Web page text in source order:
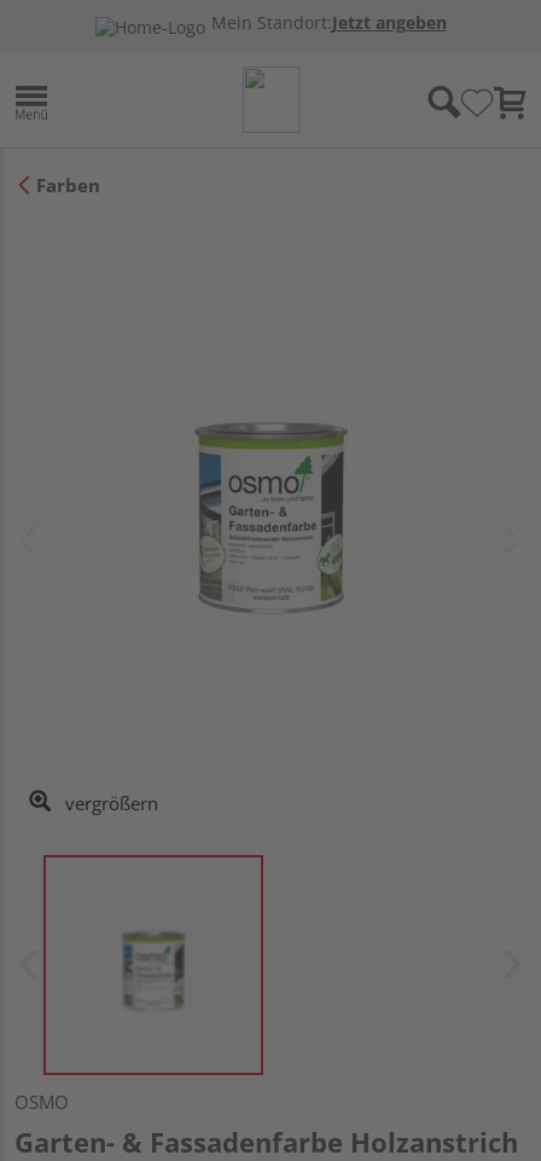
Mein Standort:Jetzt angeben
Farben
vergrößern
OSMO
Garten- & Fassadenfarbe Holzanstrich